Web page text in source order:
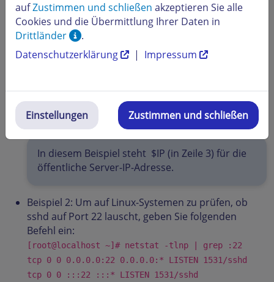
der Remotedesktop-Dienst auf Port 3389 lauscht,
geben Sie folgenden Befehl ein:
TCP 0.0.0.0:3389 0.0.0.0:0 LISTENING
TCP [::]:3389 [::]:0 LISTENING
UDP 0.0.0.0:3389 *:*
UDP [::]:3389 *:*
In diesem Beispiel steht $IP (in Zeile 3) für die
öffentliche Server-IP-Adresse.
Beispiel 2: Um auf Linux-Systemen zu prüfen, ob
sshd auf Port 22 lauscht, geben Sie folgenden
Befehl ein:
[root@localhost ~]# netstat -tlnp | grep :22
tcp 0 0 0.0.0.0:22 0.0.0.0:* LISTEN 1531/sshd
tcp 0 0 :::22 :::* LISTEN 1531/sshd
aufZustimmen und schließen akzeptieren Sie alle
Cookies und die Übermittlung Ihrer Daten in
Drittländer
.
Datenschutzerklärung
| Impressum
Einstellungen Zustimmen und schließen